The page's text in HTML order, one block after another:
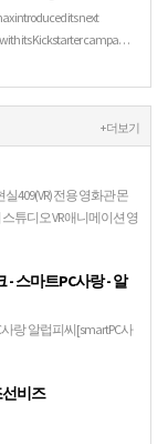
introduced its next
with its Kickstarter campa…
+ 더보기
409(VR) 전용 영화관 몬
튜디오 VR 애니메이션 영
- 스마트PC사랑 - 알
사랑 알럽피씨[smartPC사
레이어 원'이 개봉했다. 해
선비즈